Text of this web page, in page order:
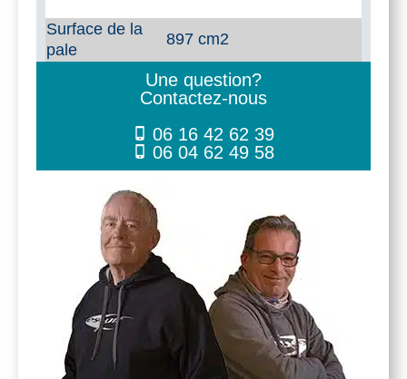
Surface de la
pale
897 cm2
Une question?
Contactez-nous
06 16 42 62 39
06 04 62 49 58